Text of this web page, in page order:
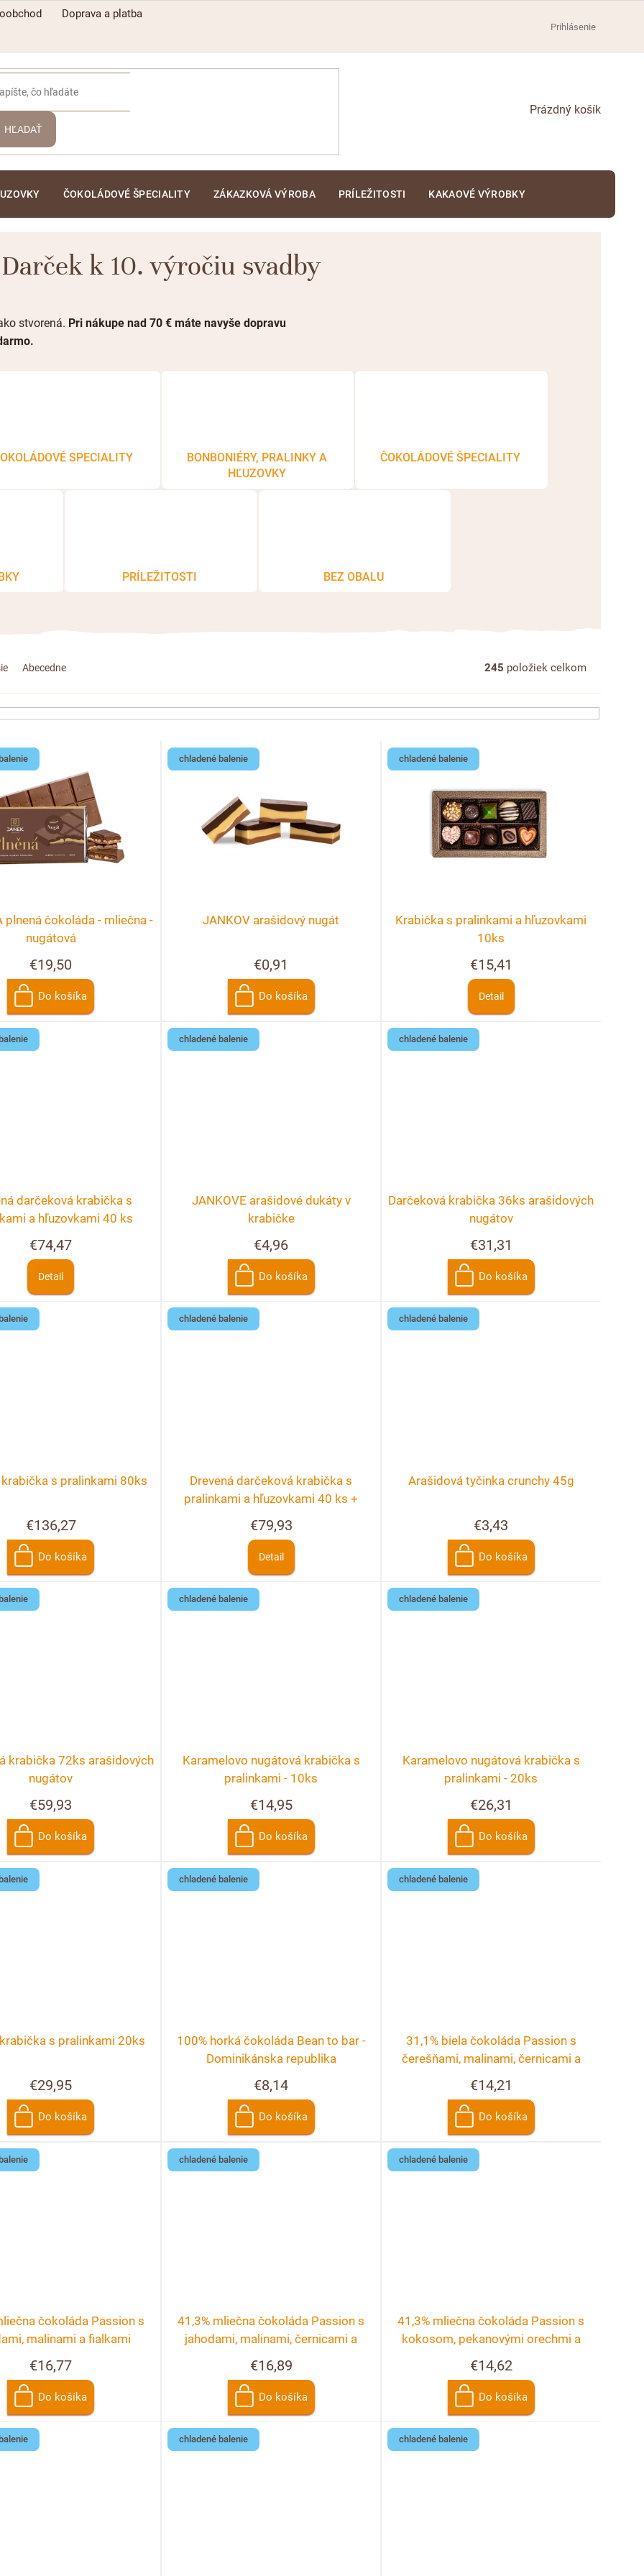
Doprava a platba
Prihlásenie
HĽADAŤ
NÁKUPNÝ
ČOKOLÁDOVÉ ŠPECIALITY ZÁKAZKOVÁ VÝROBA PRÍLEŽITOSTI KAKAOVÉ VÝROBKY
Darček k 10. výročiu svadby
stvorená. Pri nákupe nad 70 € máte navyše dopravu
SPECIALITY
BONBONIÉRY, PRALINKY A
HĽUZOVKY
ČOKOLÁDOVÉ ŠPECIALITY
PRÍLEŽITOSTI BEZ OBALU
Abecedne 245 položiek celkom
plnená čokoláda - mliečna -
nugátová
€19,50
Do košíka
chladené balenie
JANKOV arašidový nugát
€0,91
Do košíka
chladené balenie
Krabička s pralinkami a hľuzovkami
10ks
€15,41
Detail
darčeková krabička s
a hľuzovkami 40 ks
€74,47
Detail
chladené balenie
JANKOVE arašidové dukáty v
krabičke
€4,96
Do košíka
chladené balenie
Darčeková krabička 36ks arašidových
nugátov
€31,31
Do košíka
krabička s pralinkami 80ks
€136,27
Do košíka
chladené balenie
Drevená darčeková krabička s
pralinkami a hľuzovkami 40 ks +
€79,93
Detail
chladené balenie
Arašidová tyčinka crunchy 45g
€3,43
Do košíka
krabička 72ks arašidových
nugátov
€59,93
Do košíka
chladené balenie
Karamelovo nugátová krabička s
pralinkami - 10ks
€14,95
Do košíka
chladené balenie
Karamelovo nugátová krabička s
pralinkami - 20ks
€26,31
Do košíka
s pralinkami 20ks
€29,95
Do košíka
chladené balenie
100% horká čokoláda Bean to bar -
Dominikánska republika
€8,14
Do košíka
chladené balenie
31,1% biela čokoláda Passion s
čerešňami, malinami, černicami a
ružou
€14,21
Do košíka
čokoláda Passion s
malinami a fialkami
€16,77
Do košíka
chladené balenie
41,3% mliečna čokoláda Passion s
jahodami, malinami, černicami a
€16,89
Do košíka
chladené balenie
41,3% mliečna čokoláda Passion s
kokosom, pekanovými orechmi a
€14,62
Do košíka
chladené balenie chladené balenie